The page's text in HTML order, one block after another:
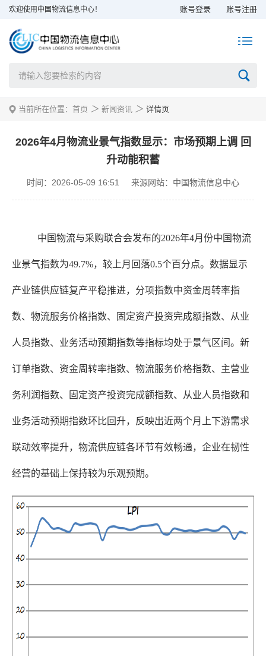
欢迎使用中国物流信息中心！ 账号登录 账号注册
当前所在位置： 首页 ＞ 新闻资讯 ＞ 详情页
2026年4月物流业景气指数显示：市场预期上调 回
升动能积蓄
时间：2026-05-09 16:51 来源网站：中国物流信息中心
中国物流与采购联合会发布的2026年4月份中国物流
业景气指数为49.7%，较上月回落0.5个百分点。数据显示
产业链供应链复产平稳推进，分项指数中资金周转率指
数、物流服务价格指数、固定资产投资完成额指数、从业
人员指数、业务活动预期指数等指标均处于景气区间。新
订单指数、资金周转率指数、物流服务价格指数、主营业
务利润指数、固定资产投资完成额指数、从业人员指数和
业务活动预期指数环比回升，反映出近两个月上下游需求
联动效率提升，物流供应链各环节有效畅通，企业在韧性
经营的基础上保持较为乐观预期。